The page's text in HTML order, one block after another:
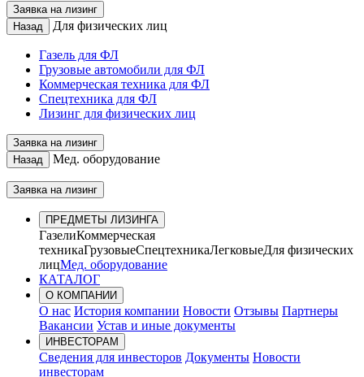
Заявка на лизинг
Назад
Для физических лиц
Газель для ФЛ
Грузовые автомобили для ФЛ
Коммерческая техника для ФЛ
Спецтехника для ФЛ
Лизинг для физических лиц
Заявка на лизинг
Назад
Мед. оборудование
Заявка на лизинг
ПРЕДМЕТЫ ЛИЗИНГА
ГазелиКоммерческая
техникаГрузовыеСпецтехникаЛегковыеДля физических
лицМед. оборудование
КАТАЛОГ
О КОМПАНИИ
О нас История компании Новости Отзывы Партнеры
Вакансии Устав и иные документы
ИНВЕСТОРАМ
Сведения для инвесторов Документы Новости
инвесторам